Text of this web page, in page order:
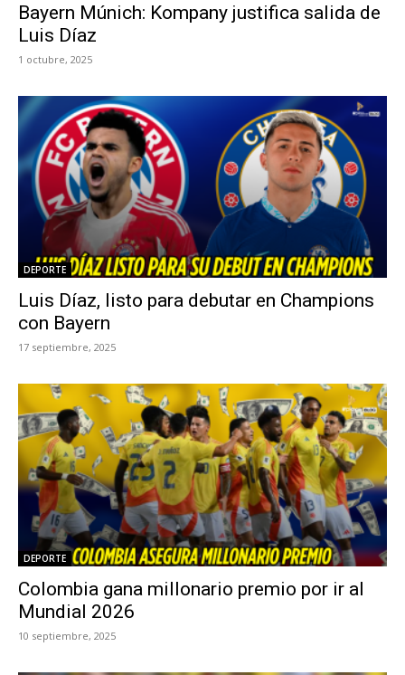
Bayern Múnich: Kompany justifica salida de
Luis Díaz
1 octubre, 2025
DEPORTE
Luis Díaz, listo para debutar en Champions
con Bayern
17 septiembre, 2025
DEPORTE
Colombia gana millonario premio por ir al
Mundial 2026
10 septiembre, 2025